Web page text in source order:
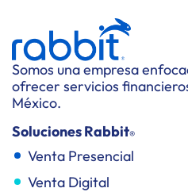
Somos una empresa
ofrecer servicios
México.
Soluciones Rabbit®
Venta Presencial
Venta Digital